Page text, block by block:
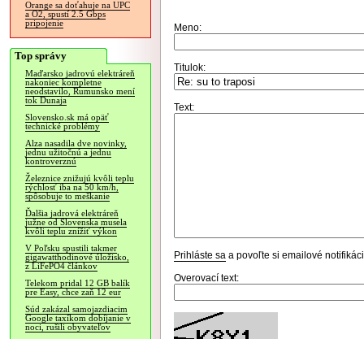
Orange sa doťahuje na UPC
a O2, spustí 2.5 Gbps
pripojenie
Top správy
Maďarsko jadrovú elektráreň
nakoniec kompletne
neodstavilo, Rumunsko mení
tok Dunaja
Slovensko.sk má opäť
technické problémy
Alza nasadila dve novinky,
jednu užitočnú a jednu
kontroverznú
Železnice znižujú kvôli teplu
rýchlosť iba na 50 km/h,
spôsobuje to meškanie
Ďalšia jadrová elektráreň
južne od Slovenska musela
kvôli teplu znížiť výkon
V Poľsku spustili takmer
gigawatthodinové úložisko,
z LiFePO4 článkov
Telekom pridal 12 GB balík
pre Easy, chce zaň 12 eur
Súd zakázal samojazdiacim
Google taxíkom dobíjanie v
noci, rušili obyvateľov
Meno:
Titulok:
Text:
Prihláste sa a povoľte si emailové
Overovací text: